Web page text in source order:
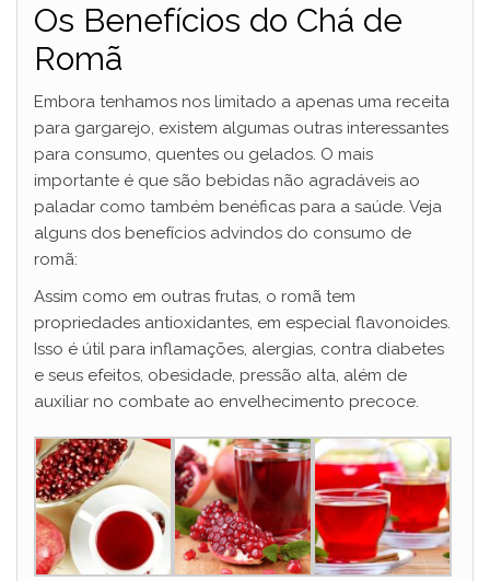
Os Benefícios do Chá de
Romã
Embora tenhamos nos limitado a apenas uma receita
para gargarejo, existem algumas outras interessantes
para consumo, quentes ou gelados. O mais
importante é que são bebidas não agradáveis ao
paladar como também benéficas para a saúde. Veja
alguns dos benefícios advindos do consumo de
romã:
Assim como em outras frutas, o romã tem
propriedades antioxidantes, em especial flavonoides.
Isso é útil para inflamações, alergias, contra diabetes
e seus efeitos, obesidade, pressão alta, além de
auxiliar no combate ao envelhecimento precoce.